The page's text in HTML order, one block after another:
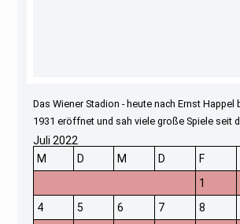
Das Wiener Stadion - heute nach Ernst Happel
1931 eröffnet und sah viele große Spiele seit
Juli 2022
M
D M D F
1
4
5 6 7 8